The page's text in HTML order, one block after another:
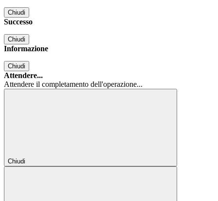
Chiudi
Successo
Chiudi
Informazione
Chiudi
Attendere...
Attendere il completamento dell'operazione...
Chiudi